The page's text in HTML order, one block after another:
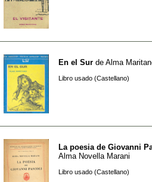
En el Sur de Alma
Libro usado (Castellano)
La poesia de Giovanni
Alma Novella Marani
Libro usado (Castellano)